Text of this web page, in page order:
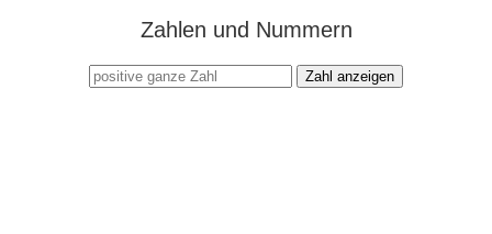
Zahlen und Nummern
Zahl anzeigen